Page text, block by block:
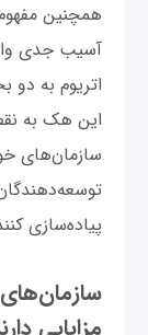
همچنین
آسیب جدی
اتریوم به
این هک به
سازمان‌های
پیاده‌سازی
مزایایی